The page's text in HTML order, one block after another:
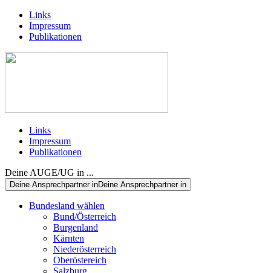
Links
Impressum
Publikationen
Links
Impressum
Publikationen
Deine AUGE/UG in ...
Deine Ansprechpartner inDeine Ansprechpartner in
Bundesland wählen
Bund/Österreich
Burgenland
Kärnten
Niederösterreich
Oberöstereich
Salzburg